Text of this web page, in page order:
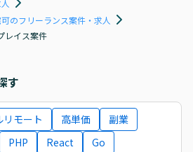
のフリーランス案件・求人
レイス案件
す
リモート 高単価
副業
PHP React
Go